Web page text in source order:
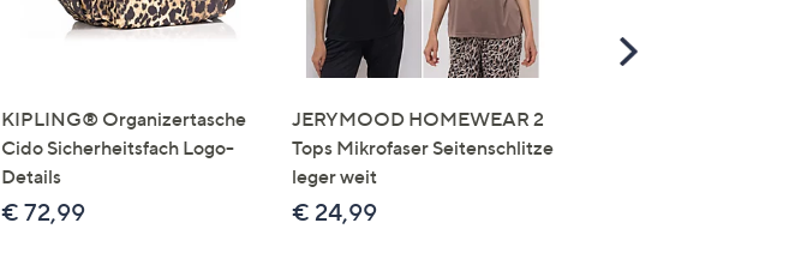
KIPLING® Organizertasche
Cido Sicherheitsfach Logo-
Details
€ 72,99
JERYMOOD HOMEWEAR 2
Tops Mikrofaser Seitenschlitze
leger weit
€ 24,99
Scroll